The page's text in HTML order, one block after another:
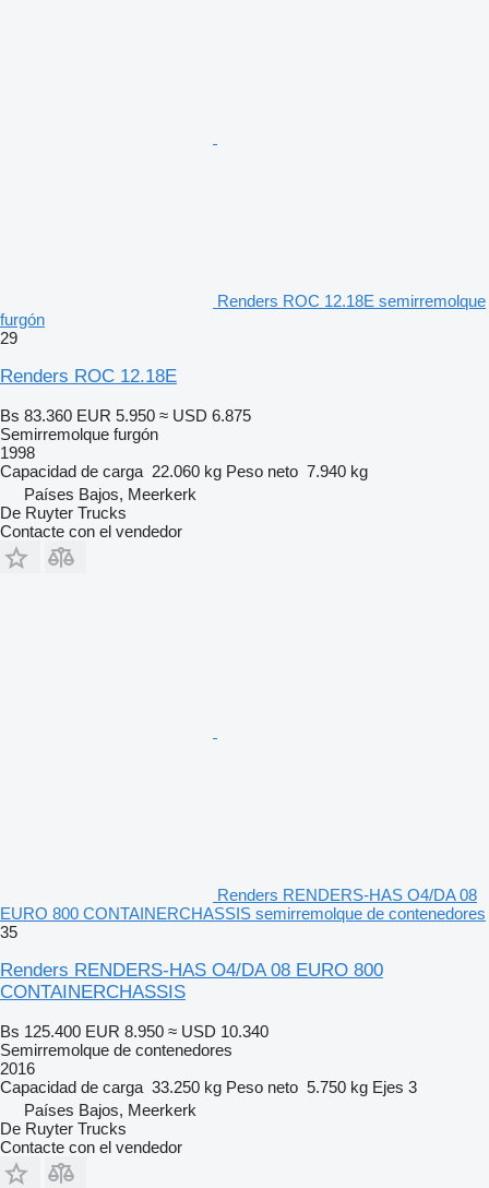
Renders ROC 12.18E semirremolque
furgón
29
Renders ROC 12.18E
Bs 83.360 EUR 5.950 ≈ USD 6.875
Semirremolque furgón
1998
Capacidad de carga 22.060 kg Peso neto 7.940 kg
Países Bajos, Meerkerk
De Ruyter Trucks
Contacte con el vendedor
Renders RENDERS-HAS O4/DA 08
EURO 800 CONTAINERCHASSIS semirremolque de contenedores
35
Renders RENDERS-HAS O4/DA 08 EURO 800
CONTAINERCHASSIS
Bs 125.400 EUR 8.950 ≈ USD 10.340
Semirremolque de contenedores
2016
Capacidad de carga 33.250 kg Peso neto 5.750 kg Ejes 3
Países Bajos, Meerkerk
De Ruyter Trucks
Contacte con el vendedor